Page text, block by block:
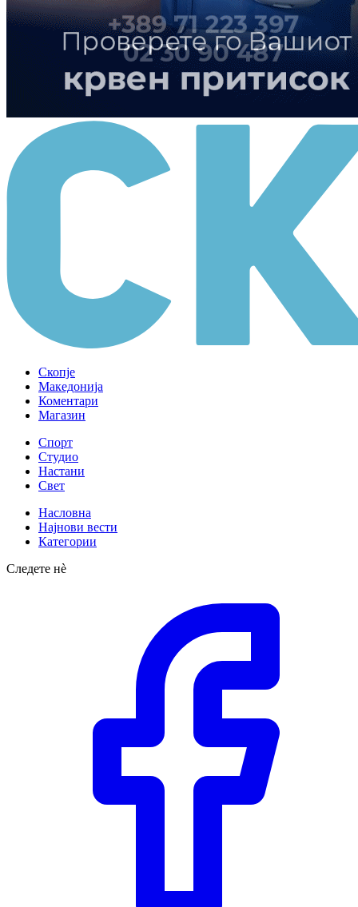
Скопје
Македонија
Коментари
Магазин
Спорт
Студио
Настани
Свет
Насловна
Најнови вести
Категории
Следете нè